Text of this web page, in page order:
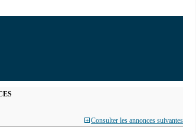
Consulter les annonces suivantes